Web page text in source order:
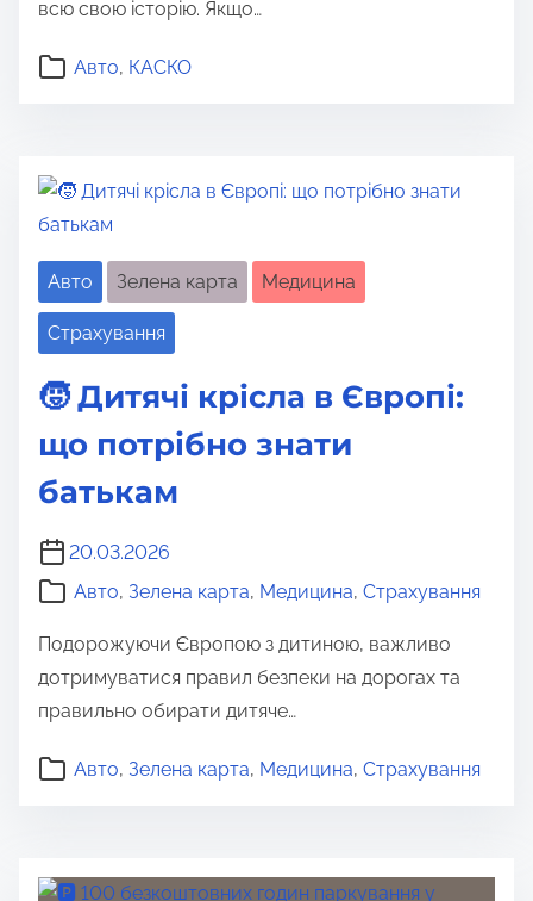
всю свою історію. Якщо…
Авто, КАСКО
Авто Зелена карта Медицина
Страхування
🧒 Дитячі крісла в Європі:
що потрібно знати
батькам
20.03.2026
Авто, Зелена карта, Медицина, Страхування
Подорожуючи Європою з дитиною, важливо
дотримуватися правил безпеки на дорогах та
правильно обирати дитяче…
Авто, Зелена карта, Медицина, Страхування